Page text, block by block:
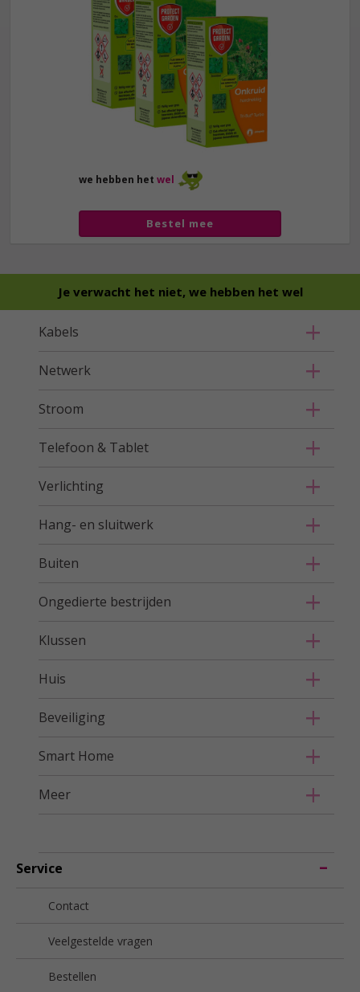
we hebben het wel
Bestel mee
Je verwacht het niet, we hebben het wel
Kabels
Netwerk
Stroom
Telefoon & Tablet
Verlichting
Hang- en sluitwerk
Buiten
Ongedierte bestrijden
Klussen
Huis
Beveiliging
Smart Home
Meer
Service
Contact
Veelgestelde vragen
Bestellen